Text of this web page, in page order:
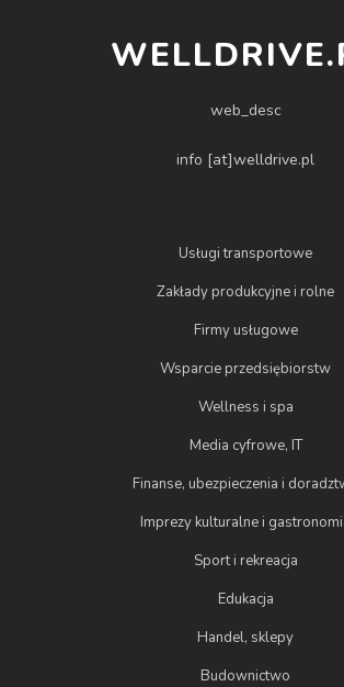
web_desc
info [at]welldrive.pl
Usługi transportowe
Zakłady produkcyjne i rolne
Firmy usługowe
Wsparcie przedsiębiorstw
Wellness i spa
Media cyfrowe, IT
Finanse, ubezpieczenia i
Imprezy kulturalne i
Sport i rekreacja
Edukacja
Handel, sklepy
Budownictwo